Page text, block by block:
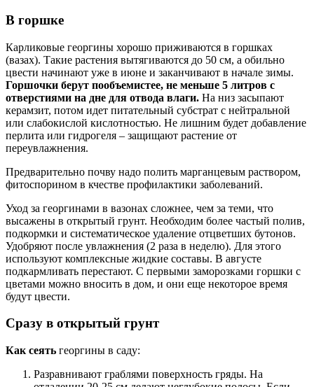
В горшке
Карликовые георгины хорошо приживаются в горшках
(вазах). Такие растения вытягиваются до 50 см, а обильно
цвести начинают уже в июне и заканчивают в начале зимы.
Горшочки берут пообъемистее, не меньше 5 литров с
отверстиями на дне для отвода влаги. На низ засыпают
керамзит, потом идет питательный субстрат с нейтральной
или слабокислой кислотностью. Не лишним будет добавление
перлита или гидрогеля – защищают растение от
переувлажнения.
Предварительно почву надо полить марганцевым раствором,
фитоспорином в кчестве профилактики заболеваний.
Уход за георгинами в вазонах сложнее, чем за теми, что
высажены в открытый грунт. Необходим более частый полив,
подкормки и систематическое удаление отцветших бутонов.
Удобряют после увлажнения (2 раза в неделю). Для этого
используют комплексные жидкие составы. В августе
подкармливать перестают. С первыми заморозками горшки с
цветами можно вносить в дом, и они еще некоторое время
будут цвести.
Сразу в открытый грунт
Как сеять георгины в саду:
Разравнивают граблями поверхность гряды. На